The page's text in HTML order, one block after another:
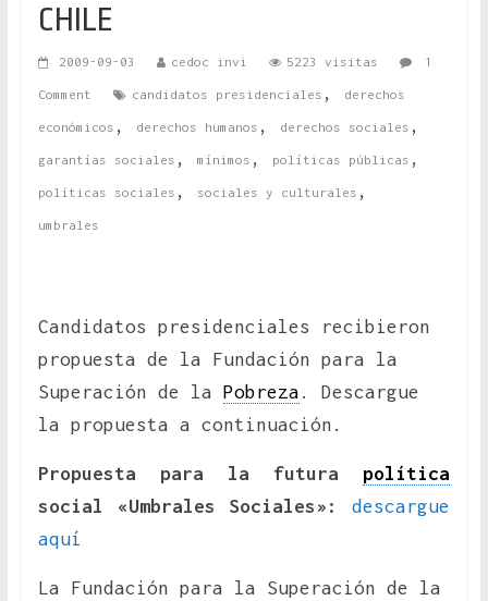
CHILE
2009-09-03 cedoc invi 5223 visitas 1
Comment candidatos presidenciales , derechos
económicos , derechos humanos , derechos sociales ,
garantías sociales , mínimos , políticas públicas ,
políticas sociales , sociales y culturales ,
umbrales
Candidatos presidenciales recibieron
propuesta de la Fundación para la
Superación de la Pobreza . Descargue
la propuesta a continuación.
Propuesta para la futura política
social «Umbrales Sociales»:
descargue
aquí
La Fundación para la Superación de la